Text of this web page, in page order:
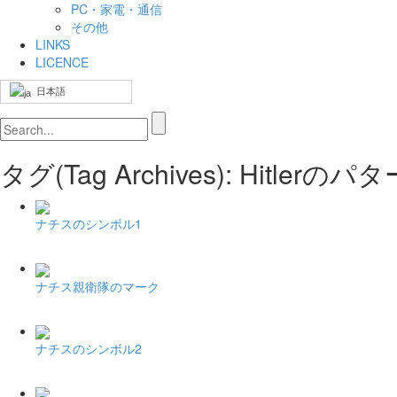
PC・家電・通信
その他
LINKS
LICENCE
日本語
タグ(Tag Archives): Hitlerのパタ
ナチスのシンボル1
ナチス親衛隊のマーク
ナチスのシンボル2